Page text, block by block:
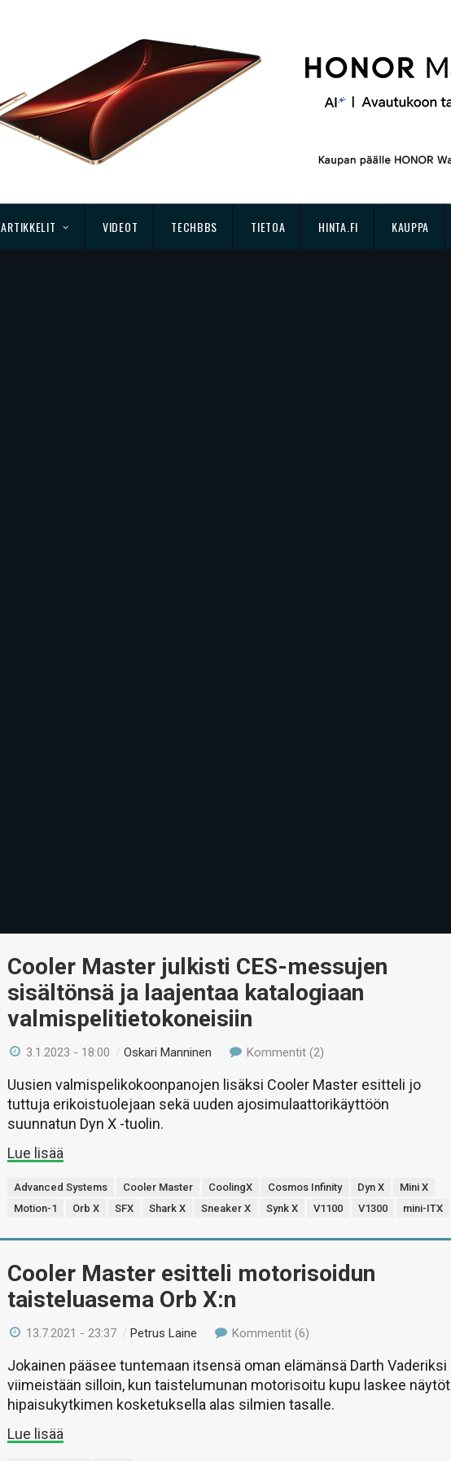
ARTIKKELIT VIDEOT TECHBBS TIETOA HINTA.FI KAUPPA
Cooler Master julkisti CES-messujen
sisältönsä ja laajentaa katalogiaan
valmispelitietokoneisiin
3.1.2023 - 18:00 /Oskari Manninen Kommentit (2)
Uusien valmispelikokoonpanojen lisäksi Cooler Master esitteli jo
tuttuja erikoistuolejaan sekä uuden ajosimulaattorikäyttöön
suunnatun Dyn X -tuolin.
Lue lisää
Advanced Systems Cooler Master CoolingX Cosmos Infinity Dyn X
Mini X
Motion-1
Orb X SFX Shark X Sneaker X Synk X V1100 V1300 mini-ITX
Cooler Master esitteli motorisoidun
taisteluasema Orb X:n
13.7.2021 - 23:37 /Petrus Laine Kommentit (6)
Jokainen pääsee tuntemaan itsensä oman elämänsä Darth Vaderiksi
viimeistään silloin, kun taistelumunan motorisoitu kupu laskee näytöt
hipaisukytkimen kosketuksella alas silmien tasalle.
Lue lisää